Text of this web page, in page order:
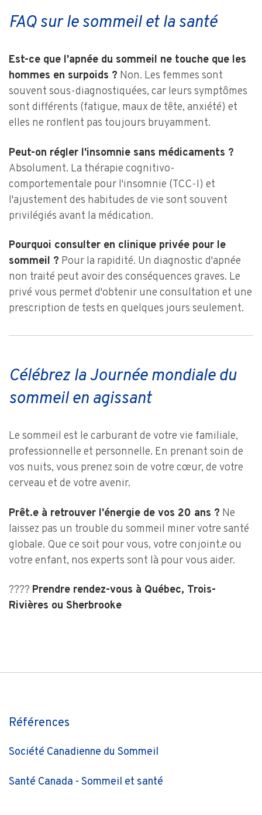
FAQ sur le sommeil et la santé
Est-ce que l'apnée du sommeil ne touche que les
hommes en surpoids ? Non. Les femmes sont
souvent sous-diagnostiquées, car leurs symptômes
sont différents (fatigue, maux de tête, anxiété) et
elles ne ronflent pas toujours bruyamment.
Peut-on régler l'insomnie sans médicaments ?
Absolument. La thérapie cognitivo-
comportementale pour l'insomnie (TCC-I) et
l'ajustement des habitudes de vie sont souvent
privilégiés avant la médication.
Pourquoi consulter en clinique privée pour le
sommeil ? Pour la rapidité. Un diagnostic d'apnée
non traité peut avoir des conséquences graves. Le
privé vous permet d'obtenir une consultation et une
prescription de tests en quelques jours seulement.
Célébrez la Journée mondiale du
sommeil en agissant
Le sommeil est le carburant de votre vie familiale,
professionnelle et personnelle. En prenant soin de
vos nuits, vous prenez soin de votre cœur, de votre
cerveau et de votre avenir.
Prêt.e à retrouver l'énergie de vos 20 ans ? Ne
laissez pas un trouble du sommeil miner votre santé
globale. Que ce soit pour vous, votre conjoint.e ou
votre enfant, nos experts sont là pour vous aider.
???? Prendre rendez-vous à Québec, Trois-
Rivières ou Sherbrooke
Références
Société Canadienne du Sommeil
Santé Canada - Sommeil et santé